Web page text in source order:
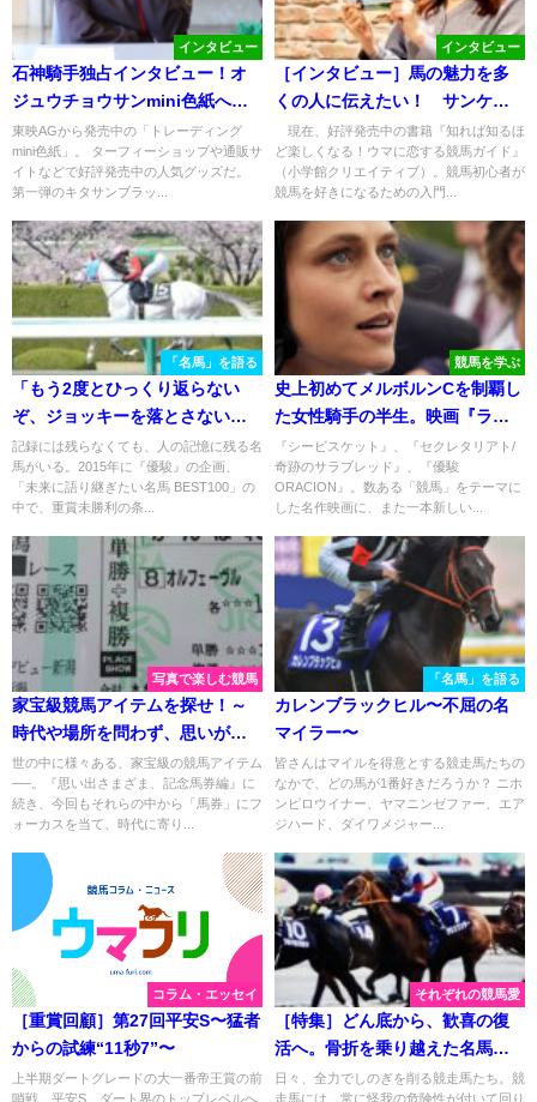
インタビュー
石神騎手独占インタビュー！オ
ジュウチョウサンmini色紙への
思い。
東映AGから発売中の「トレーディング
mini色紙」。 ターフィーショップや通販サ
イトなどで好評発売中の人気グッズだ。
第一弾のキタサンブラッ...
インタビュー
［インタビュー］馬の魅力を多
くの人に伝えたい！ サンケイ
スポーツ・三浦凪沙記者 - 『知れ
ば知るほど楽しくなる！ウマに
恋する競馬ガイド』
現在、好評発売中の書籍『知れば知るほ
ど楽しくなる！ウマに恋する競馬ガイド』
（小学館クリエイティブ）。競馬初心者が
競馬を好きになるための入門...
「名馬」を語る
「もう2度とひっくり返らない
ぞ、ジョッキーを落とさない
ぞ」。悲運の名馬・シゲルスダ
チの生涯を振り返る。
記録には残らなくても、人の記憶に残る名
馬がいる。2015年に『優駿』の企画、
「未来に語り継ぎたい名馬 BEST100」の
中で、重賞未勝利の条...
競馬を学ぶ
史上初めてメルボルンCを制覇し
た女性騎手の半生。映画『ライ
ド・ライク・ア・ガール』
『シービスケット』、『セクレタリアト/
奇跡のサラブレッド』、『優駿
ORACION』。数ある「競馬」をテーマに
した名作映画に、また一本新しい...
写真で楽しむ競馬
家宝級競馬アイテムを探せ！～
時代や場所を問わず、思いがこ
められた馬券編～
世の中に様々ある、家宝級の競馬アイテム
──。『思い出さまざま、記念馬券編』に
続き、今回もそれらの中から「馬券」にフ
ォーカスを当て、時代に寄り...
「名馬」を語る
カレンブラックヒル〜不屈の名
マイラー〜
皆さんはマイルを得意とする競走馬たちの
なかで、どの馬が1番好きだろうか？ ニホ
ンピロウイナー、ヤマニンゼファー、エア
ジハード、ダイワメジャー...
コラム・エッセイ
［重賞回顧］第27回平安S〜猛者
からの試練“11秒7”〜
上半期ダートグレードの大一番帝王賞の前
哨戦、平安S。ダート界のトップレベルへ
それぞれの競馬愛
［特集］どん底から、歓喜の復
活へ。骨折を乗り越えた名馬た
ち。
日々、全力でしのぎを削る競走馬たち。競
走馬には、常に怪我の危険性が付いて回り